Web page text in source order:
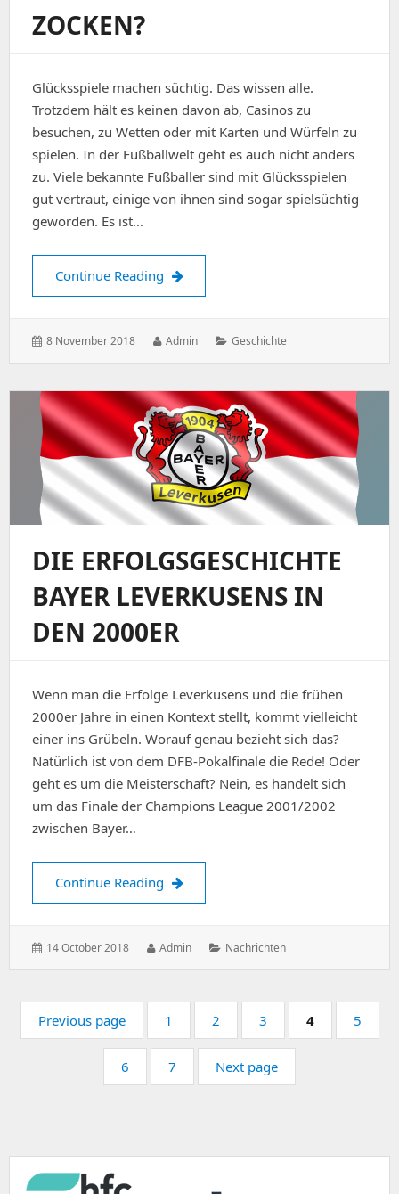
OCKEN?
Glücksspiele machen süchtig. Das wissen alle.
Trotzdem hält es keinen davon ab, Casinos zu
besuchen, zu Wetten oder mit Karten und Würfeln zu
spielen. In der Fußballwelt geht es auch nicht anders
zu. Viele bekannte Fußballer sind mit Glücksspielen
gut vertraut, einige von ihnen sind sogar spielsüchtig
geworden. Es ist…
Continue Reading Fußballspieler am Zocken?
Posted
8 November 2018 Author:
Admin Categories:
Geschichte
DIE ERFOLGSGESCHICHTE
BAYER LEVERKUSENS IN
DEN 2000ER
Wenn man die Erfolge Leverkusens und die frühen
2000er Jahre in einen Kontext stellt, kommt vielleicht
einer ins Grübeln. Worauf genau bezieht sich das?
Natürlich ist von dem DFB-Pokalfinale die Rede! Oder
geht es um die Meisterschaft? Nein, es handelt sich
um das Finale der Champions League 2001/2002
zwischen Bayer…
Continue Reading Die Erfolgsgeschichte Bayer
Posted
14 October 2018 Author:
Admin Categories:
Nachrichten
Pagination
Previous page Page:
1 Page:
2 Page:
3 Page:
4 Page:
5
Page:
6 Page:
7 Next page